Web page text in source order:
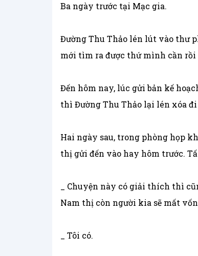
Ba ngày trước tại Mạc gia.
Đường Thu Thảo lén lút vào thư
mới tìm ra được thứ mình cần
Đến hôm nay, lúc gửi bản kế
thì Đường Thu Thảo lại lén xóa
Hai ngày sau, trong phòng họp
thị gửi đến vào hay hôm trước.
_ Chuyện này có giải thích thì
Nam thị còn người kia sẽ mất
_ Tôi có.